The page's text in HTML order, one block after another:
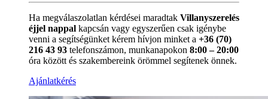
Ha megválaszolatlan kérdései maradtak Villanyszerelés
éjjel nappal kapcsán vagy egyszerűen csak igénybe
venni a segítségünket kérem hívjon minket a +36 (70)
216 43 93 telefonszámon, munkanapokon 8:00 – 20:00
óra között és szakembereink örömmel segítenek önnek.
Ajánlatkérés